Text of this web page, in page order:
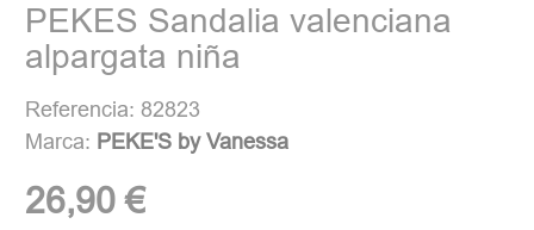
PEKES Sandalia valenciana
alpargata niña
Referencia: 82823
Marca: PEKE'S by Vanessa
26,90 €